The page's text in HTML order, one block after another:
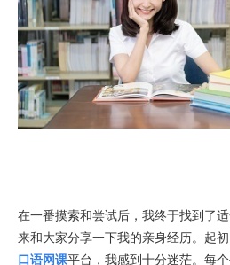
在一番摸索和尝试后，我终于找到了
来和大家分享一下我的亲身经历。起
口语网课平台，我感到十分迷茫。每